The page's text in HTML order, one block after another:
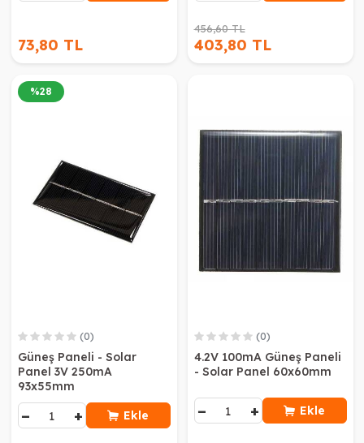
73,80 TL
456,60 TL
403,80 TL
%28
(0)
Güneş Paneli - Solar
Panel 3V 250mA
93x55mm
− + Ekle
(0)
4.2V 100mA Güneş Paneli
- Solar Panel 60x60mm
− + Ekle